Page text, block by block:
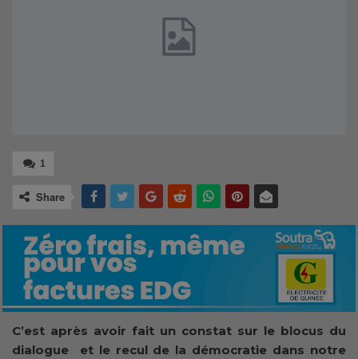
1
Share
C’est après avoir fait un constat sur le blocus du
dialogue et le recul de la démocratie dans notre